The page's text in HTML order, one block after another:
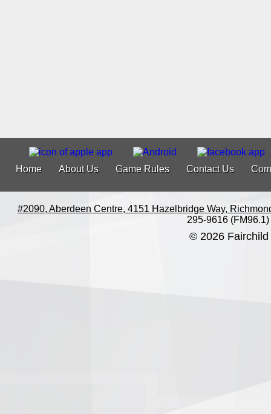
Home About Us Game Rules Contact Us
#2090, Aberdeen Centre, 4151 Hazelbridge Way,
295-9616 (FM96.1)
© 2026 Fairchild